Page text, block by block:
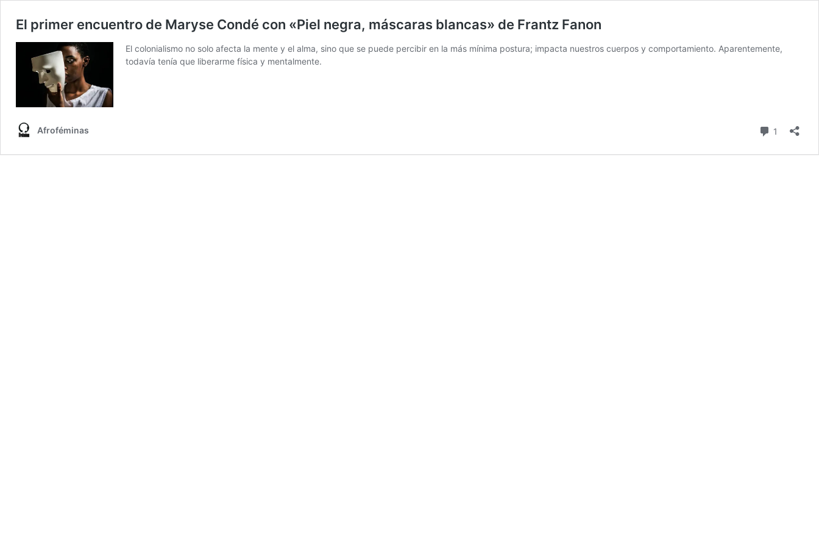
El primer encuentro de Maryse Condé con «Piel negra, máscaras blancas» de Frantz Fanon
El colonialismo no solo afecta la mente y el alma, sino que se puede percibir en la más mínima postura; impacta nuestros cuerpos y comportamiento. Aparentemente,
todavía tenía que liberarme física y mentalmente.
Afroféminas 1